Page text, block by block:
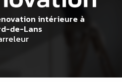
intérieure à
de-Lans